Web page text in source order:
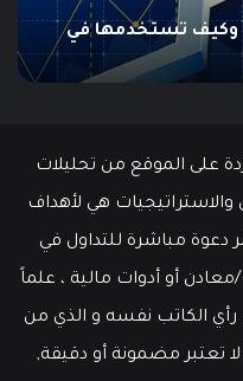
على الموقع من تحليلات
والاستراتيجيات هي لأهداف
دعوة مباشرة للتداول في
أو أدوات مالية ، علماً
الكاتب نفسه و الذي من
تعتبر مضمونة أو دقيقة,